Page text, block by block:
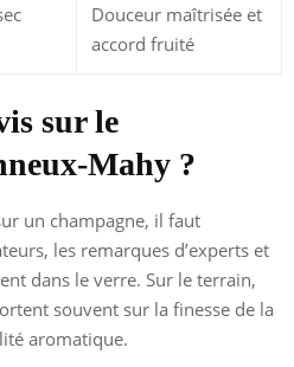
Douceur maîtrisée et
accord fruité
sur le
Mahy ?
un champagne, il faut
les remarques d’experts et
dans le verre. Sur le terrain,
souvent sur la finesse de la
aromatique.